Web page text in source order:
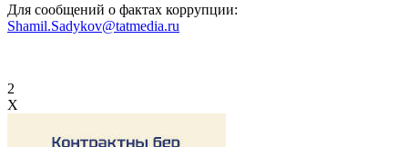
Для сообщений о фактах коррупции:
Shamil.Sadykov@tatmedia.ru
2
X